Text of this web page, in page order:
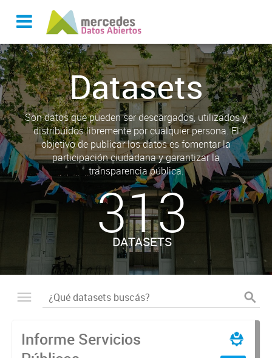
Datasets
Son datos que pueden ser descargados, utilizados y
distribuidos libremente por cualquier persona. El
objetivo de publicar los datos es fomentar la
participación ciudadana y garantizar la
transparencia pública.
313
DATASETS
Informe Servicios